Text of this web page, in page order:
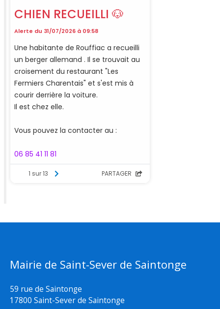
Mairie de Saint-Sever de Saintonge
59 rue de Saintonge
17800 Saint-Sever de Saintonge